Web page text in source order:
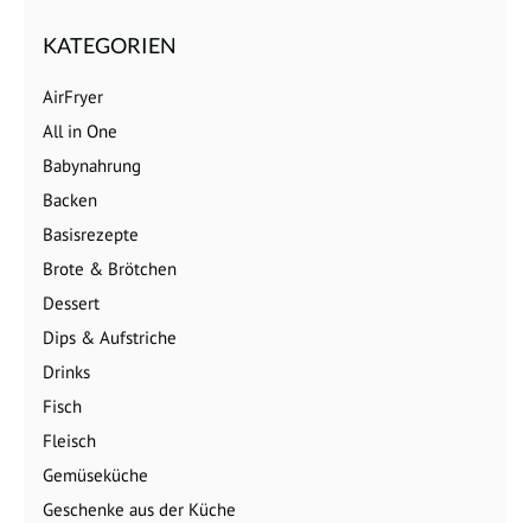
KATEGORIEN
AirFryer
All in One
Babynahrung
Backen
Basisrezepte
Brote & Brötchen
Dessert
Dips & Aufstriche
Drinks
Fisch
Fleisch
Gemüseküche
Geschenke aus der Küche